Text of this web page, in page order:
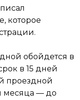
которое
обойдется в
в 15 дней
проездной
месяца — до